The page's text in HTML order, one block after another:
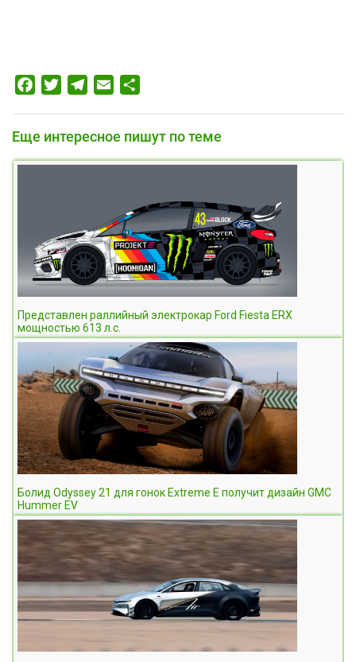
FacebookTwitterTelegram
Email
Еще интересное пишут по теме
Представлен раллийный электрокар Ford Fiesta ERX
мощностью 613 л.с.
Болид Odyssey 21 для гонок Extreme E получит дизайн GMC
Hummer EV